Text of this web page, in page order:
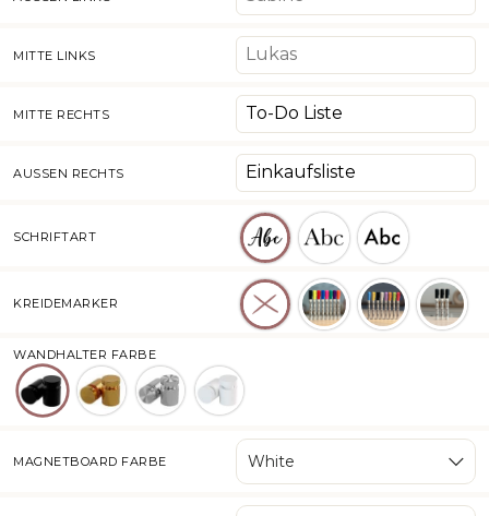
MITTE LINKS
MITTE RECHTS
AUSSEN RECHTS
SCHRIFTART
KREIDEMARKER
WANDHALTER FARBE
SchwarzGold Silber Weiss
MAGNETBOARD FARBE White